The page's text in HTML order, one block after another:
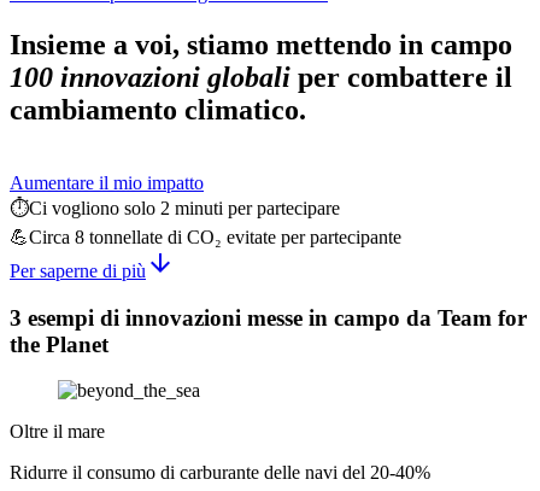
Insieme a voi, stiamo mettendo in campo
100 innovazioni globali per combattere il
cambiamento climatico.
Aumentare il mio impatto
⏱️Ci vogliono solo 2 minuti per partecipare
💪Circa 8 tonnellate di CO₂ evitate per partecipante
Per saperne di più arrow_downward
3 esempi di innovazioni messe in campo da Team for
the Planet
Oltre il mare
Ridurre il consumo di carburante delle navi del 20-40%